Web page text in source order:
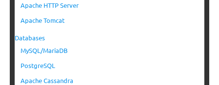
Apache HTTP Server
Apache Tomcat
Databases
MySQL/MariaDB
PostgreSQL
Apache Cassandra